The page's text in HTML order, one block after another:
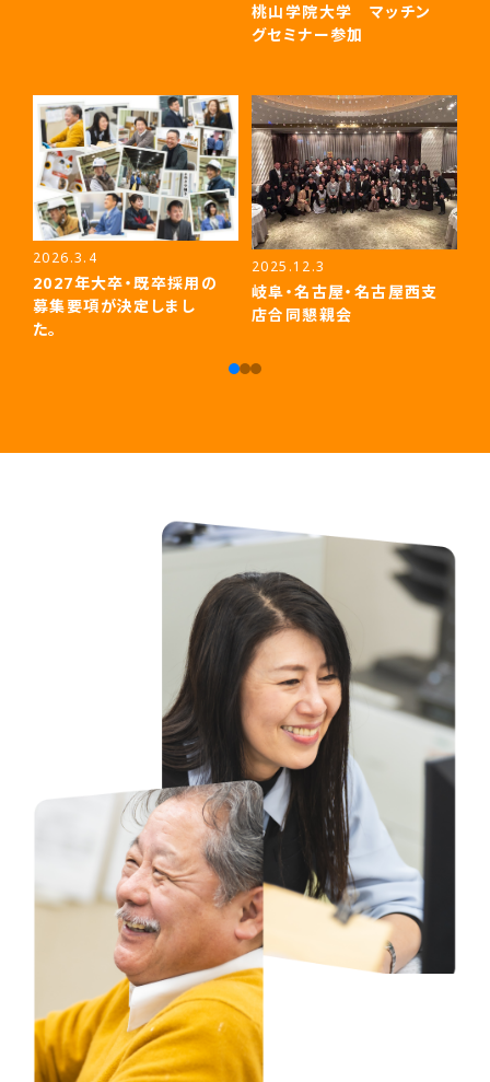
桃山学院大学 マッチン
グセミナー参加
2026.3.4
2027年大卒・既卒採用の
募集要項が決定しまし
た。
2025.12.3
岐阜・名古屋・名古屋西支
店合同懇親会